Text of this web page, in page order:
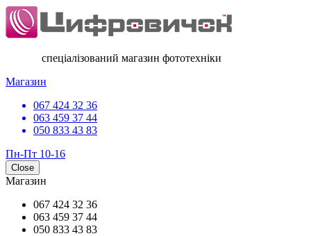
спеціалізований магазин фототехніки
Магазин
067 424 32 36
063 459 37 44
050 833 43 83
Пн-Пт 10-16
Close
Магазин
067 424 32 36
063 459 37 44
050 833 43 83